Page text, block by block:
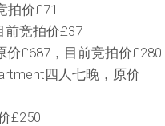
拍价£71
前竞拍价£37
价£687，目前竞拍价£280
四人七晚，原价
£250